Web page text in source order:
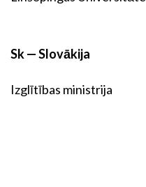
Sk — Slovākija
Izglītības ministrija